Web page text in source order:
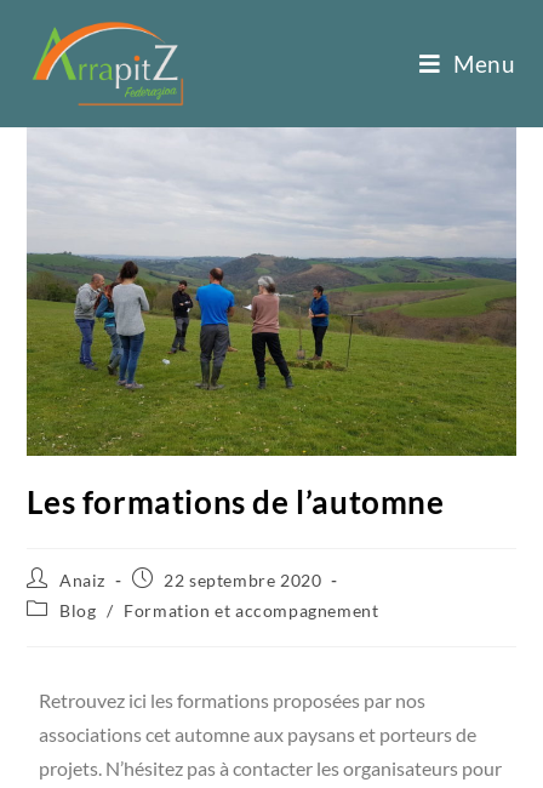
Menu
Les formations de l’automne
Anaiz
22 septembre 2020
Blog / Formation et accompagnement
Retrouvez ici les formations proposées par nos
associations cet automne aux paysans et porteurs de
projets. N’hésitez pas à contacter les organisateurs pour